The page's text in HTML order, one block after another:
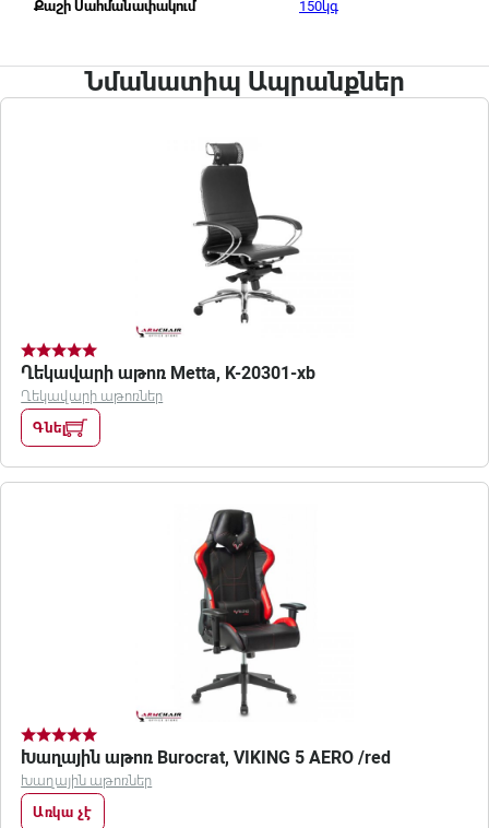
Քաշի Սահմանափակում 150կգ
Նմանատիպ Ապրանքներ
Ղեկավարի աթոռ Metta, K-20301-xb
Ղեկավարի աթոռներ
Գնել
Խաղային աթոռ Burocrat, VIKING 5 AERO /red
Խաղային աթոռներ
Առկա չէ